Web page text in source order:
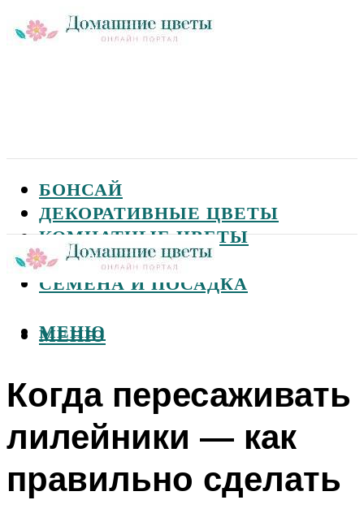
БОНСАЙ
ДЕКОРАТИВНЫЕ ЦВЕТЫ
КОМНАТНЫЕ ЦВЕТЫ
САДОВЫЕ ЦВЕТЫ
СЕМЕНА И ПОСАДКА
МЕНЮ
МЕНЮ
Когда пересаживать
лилейники — как
правильно сделать